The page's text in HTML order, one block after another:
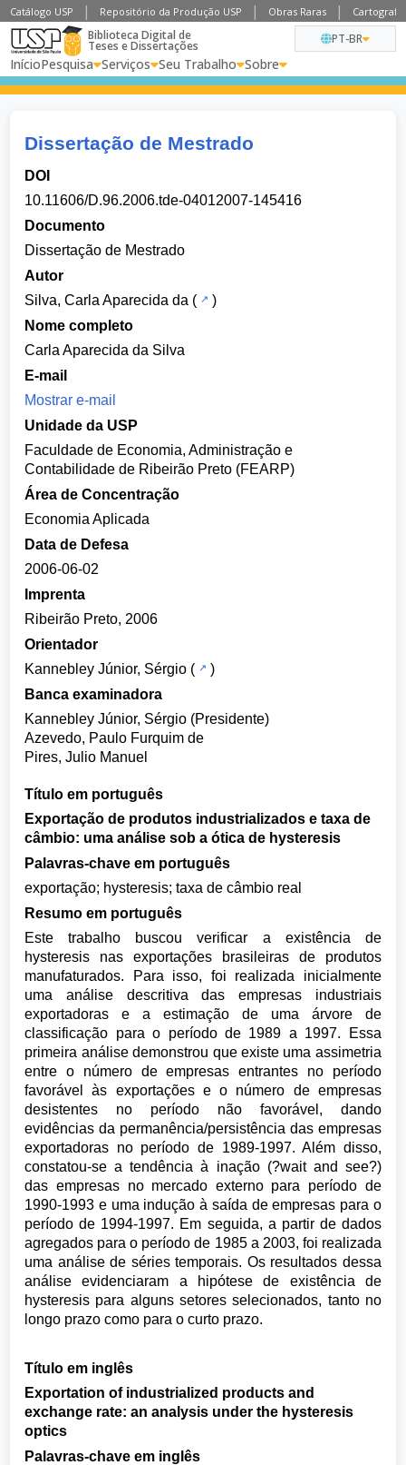
Catálogo USP Repositório da Produção USP Obras Raras
Biblioteca Digital de
Teses e Dissertações
InícioPesquisa Serviços Seu Trabalho Sobre
PT-BR
Dissertação de Mestrado
DOI
10.11606/D.96.2006.tde-04012007-145416
Documento
Dissertação de Mestrado
Autor
Silva, Carla Aparecida da (
)
Nome completo
Carla Aparecida da Silva
E-mail
Mostrar e-mail
Unidade da USP
Faculdade de Economia, Administração e
Contabilidade de Ribeirão Preto (FEARP)
Área de Concentração
Economia Aplicada
Data de Defesa
2006-06-02
Imprenta
Ribeirão Preto, 2006
Orientador
Kannebley Júnior, Sérgio (
)
Banca examinadora
Kannebley Júnior, Sérgio (Presidente)
Azevedo, Paulo Furquim de
Pires, Julio Manuel
Título em português
Exportação de produtos industrializados e taxa de
câmbio: uma análise sob a ótica de hysteresis
Palavras-chave em português
exportação; hysteresis; taxa de câmbio real
Resumo em português
Este trabalho buscou verificar a existência de
hysteresis nas exportações brasileiras de produtos
manufaturados. Para isso, foi realizada inicialmente
uma análise descritiva das empresas industriais
exportadoras e a estimação de uma árvore de
classificação para o período de 1989 a 1997. Essa
primeira análise demonstrou que existe uma assimetria
entre o número de empresas entrantes no período
favorável às exportações e o número de empresas
desistentes no período não favorável, dando
evidências da permanência/persistência das empresas
exportadoras no período de 1989-1997. Além disso,
constatou-se a tendência à inação (?wait and see?)
das empresas no mercado externo para período de
1990-1993 e uma indução à saída de empresas para o
período de 1994-1997. Em seguida, a partir de dados
agregados para o período de 1985 a 2003, foi realizada
uma análise de séries temporais. Os resultados dessa
análise evidenciaram a hipótese de existência de
hysteresis para alguns setores selecionados, tanto no
longo prazo como para o curto prazo.
Título em inglês
Exportation of industrialized products and
exchange rate: an analysis under the hysteresis
optics
Palavras-chave em inglês